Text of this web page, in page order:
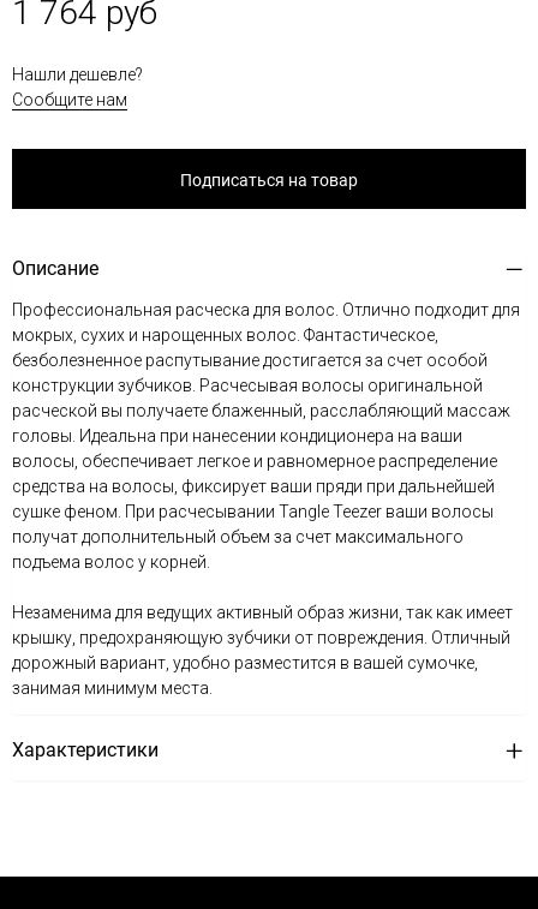
1 764 руб
Нашли дешевле?
Сообщите нам
Подписаться на товар
Описание
Профессиональная расческа для волос. Отлично подходит для
мокрых, сухих и нарощенных волос. Фантастическое,
безболезненное распутывание достигается за счет особой
конструкции зубчиков. Расчесывая волосы оригинальной
расческой вы получаете блаженный, расслабляющий массаж
головы. Идеальна при нанесении кондиционера на ваши
волосы, обеспечивает легкое и равномерное распределение
средства на волосы, фиксирует ваши пряди при дальнейшей
сушке феном. При расчесывании Tangle Teezer ваши волосы
получат дополнительный объем за счет максимального
подъема волос у корней.
Незаменима для ведущих активный образ жизни, так как имеет
крышку, предохраняющую зубчики от повреждения. Отличный
дорожный вариант, удобно разместится в вашей сумочке,
занимая минимум места.
Характеристики